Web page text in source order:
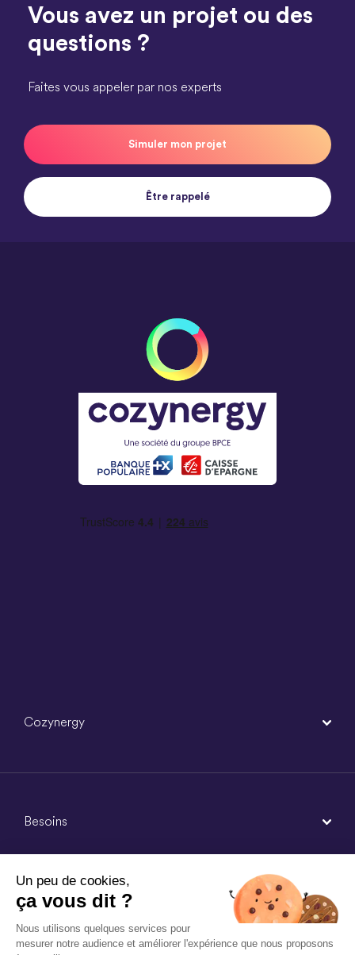
Vous avez un projet ou des
questions ?
Faites vous appeler par nos experts
Simuler mon projet
Être rappelé
Cozynergy
Besoins
Agences
Un peu de cookies,
ça vous dit ?
Nous utilisons quelques services pour
mesurer notre audience et améliorer l'expérience que nous proposons